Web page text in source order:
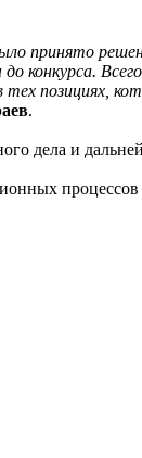
принято
Всего
позициях,
.
дела и